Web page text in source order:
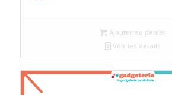
Ajouter au panier
Voir les détails